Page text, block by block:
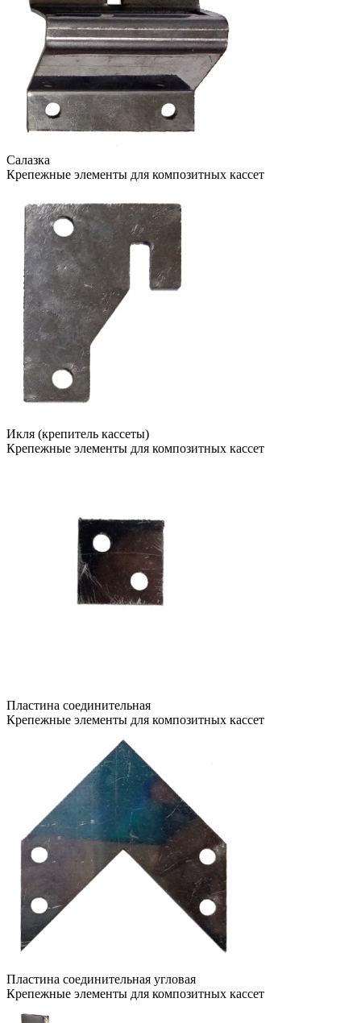
Салазка
Крепежные элементы для композитных кассет
Икля (крепитель кассеты)
Крепежные элементы для композитных кассет
Пластина соединительная
Крепежные элементы для композитных кассет
Пластина соединительная угловая
Крепежные элементы для композитных кассет